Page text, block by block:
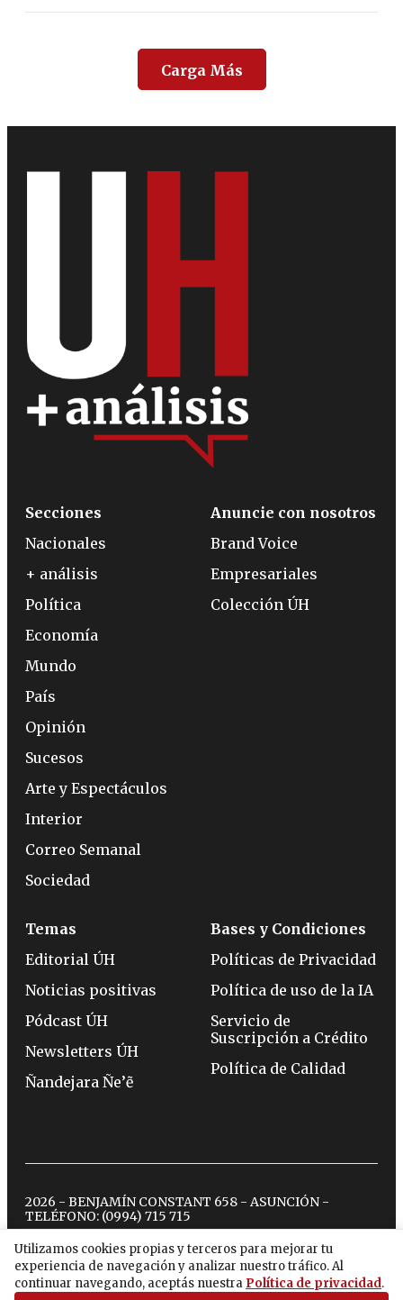
Carga Más
Utilizamos cookies propias y terceros para mejorar tu
experiencia de navegación y analizar nuestro tráfico. Al
continuar navegando, aceptás nuestra Política de privacidad.
Secciones
Nacionales
+ análisis
Política
Economía
Mundo
País
Opinión
Sucesos
Arte y Espectáculos
Interior
Correo Semanal
Sociedad
Anuncie con nosotros
Brand Voice
Empresariales
Colección ÚH
Temas
Editorial ÚH
Noticias positivas
Pódcast ÚH
Newsletters ÚH
Ñandejara Ñe’ẽ
Bases y Condiciones
Políticas de Privacidad
Política de uso de la IA
Servicio de
Suscripción a Crédito
Política de Calidad
2026 - BENJAMÍN CONSTANT 658 - ASUNCIÓN -
TELÉFONO: (0994) 715 715
twitterinstagram
facebook
tiktokyoutubespotify